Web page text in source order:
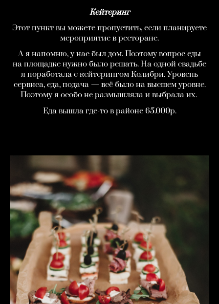
Кейтеринг
Этот пункт вы можете пропустить, если планируете
мероприятие в ресторане.
А я напомню, у нас был дом. Поэтому вопрос еды
на площадке нужно было решать. На одной свадьбе
я поработала с кейтерингом Колибри. Уровень
сервиса, еда, подача — всё было на высшем уровне.
Поэтому я особо не размышляла и выбрала их.
Еда вышла где-то в районе 65.000р.